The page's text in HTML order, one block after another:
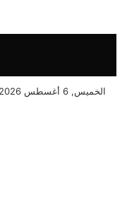
الخميس, 6 أغسطس 2026